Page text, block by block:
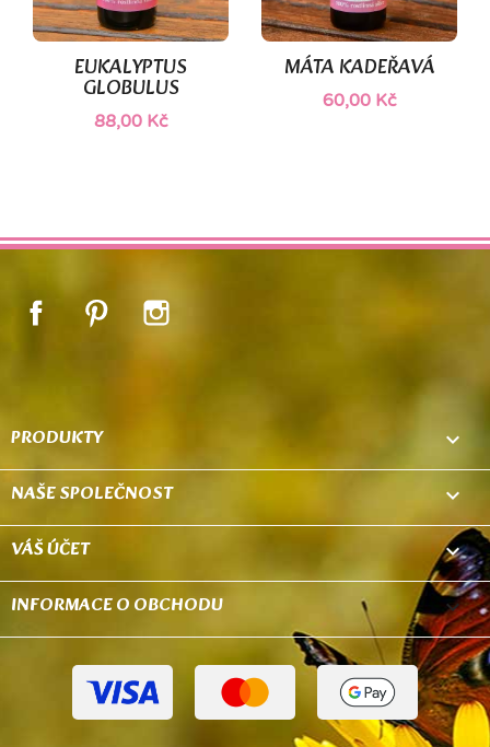
EUKALYPTUS
GLOBULUS
88,00 Kč
MÁTA KADEŘAVÁ
60,00 Kč
FacebookPinterest
PRODUKTY 
NAŠE SPOLEČNOST 
VÁŠ ÚČET 
INFORMACE O OBCHODU keyboard_arrow_down